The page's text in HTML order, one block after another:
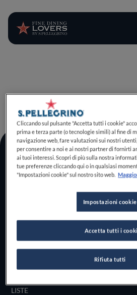
TORNA A INIZIO
Home
Log In
Scopri il
foodie che
UNISCITI
LISTE
Cliccando sul pulsante "Accetta tutti i cookie"
prima e terza parte (o tecnologie simili) al fine di
navigazione web, fare valutazioni sui nostri
per consentire a noi e ai nostri partner di fornirti
ai tuoi interessi. Scopri di più sulla nostra
tue preferenze cliccando qui o in qualsiasi
"Impostazioni cookie" sul nostro sito web.
Impostazioni cookie
Rifiuta tutti
Accetta tutti i